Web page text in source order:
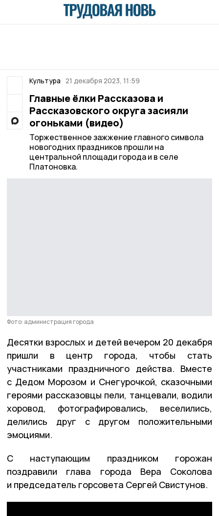
Культура 21 декабря 2023, 11:59
Главные ёлки Рассказова и
Рассказовского округа засияли
огоньками (видео)
Торжественное зажжение главного символа
новогодних праздников прошли на
центральной площади города и в селе
Платоновка.
Фото: администрация города
Десятки взрослых и детей вечером 20 декабря
пришли в центр города, чтобы стать
участниками праздничного действа. Вместе
с Дедом Морозом и Снегурочкой, сказочными
героями рассказовцы пели, танцевали, водили
хоровод, фотографировались, веселились,
делились друг с другом положительными
эмоциями.
С наступающим праздником горожан
поздравили глава города Вера Соколова
и председатель горсовета Сергей Свистунов.